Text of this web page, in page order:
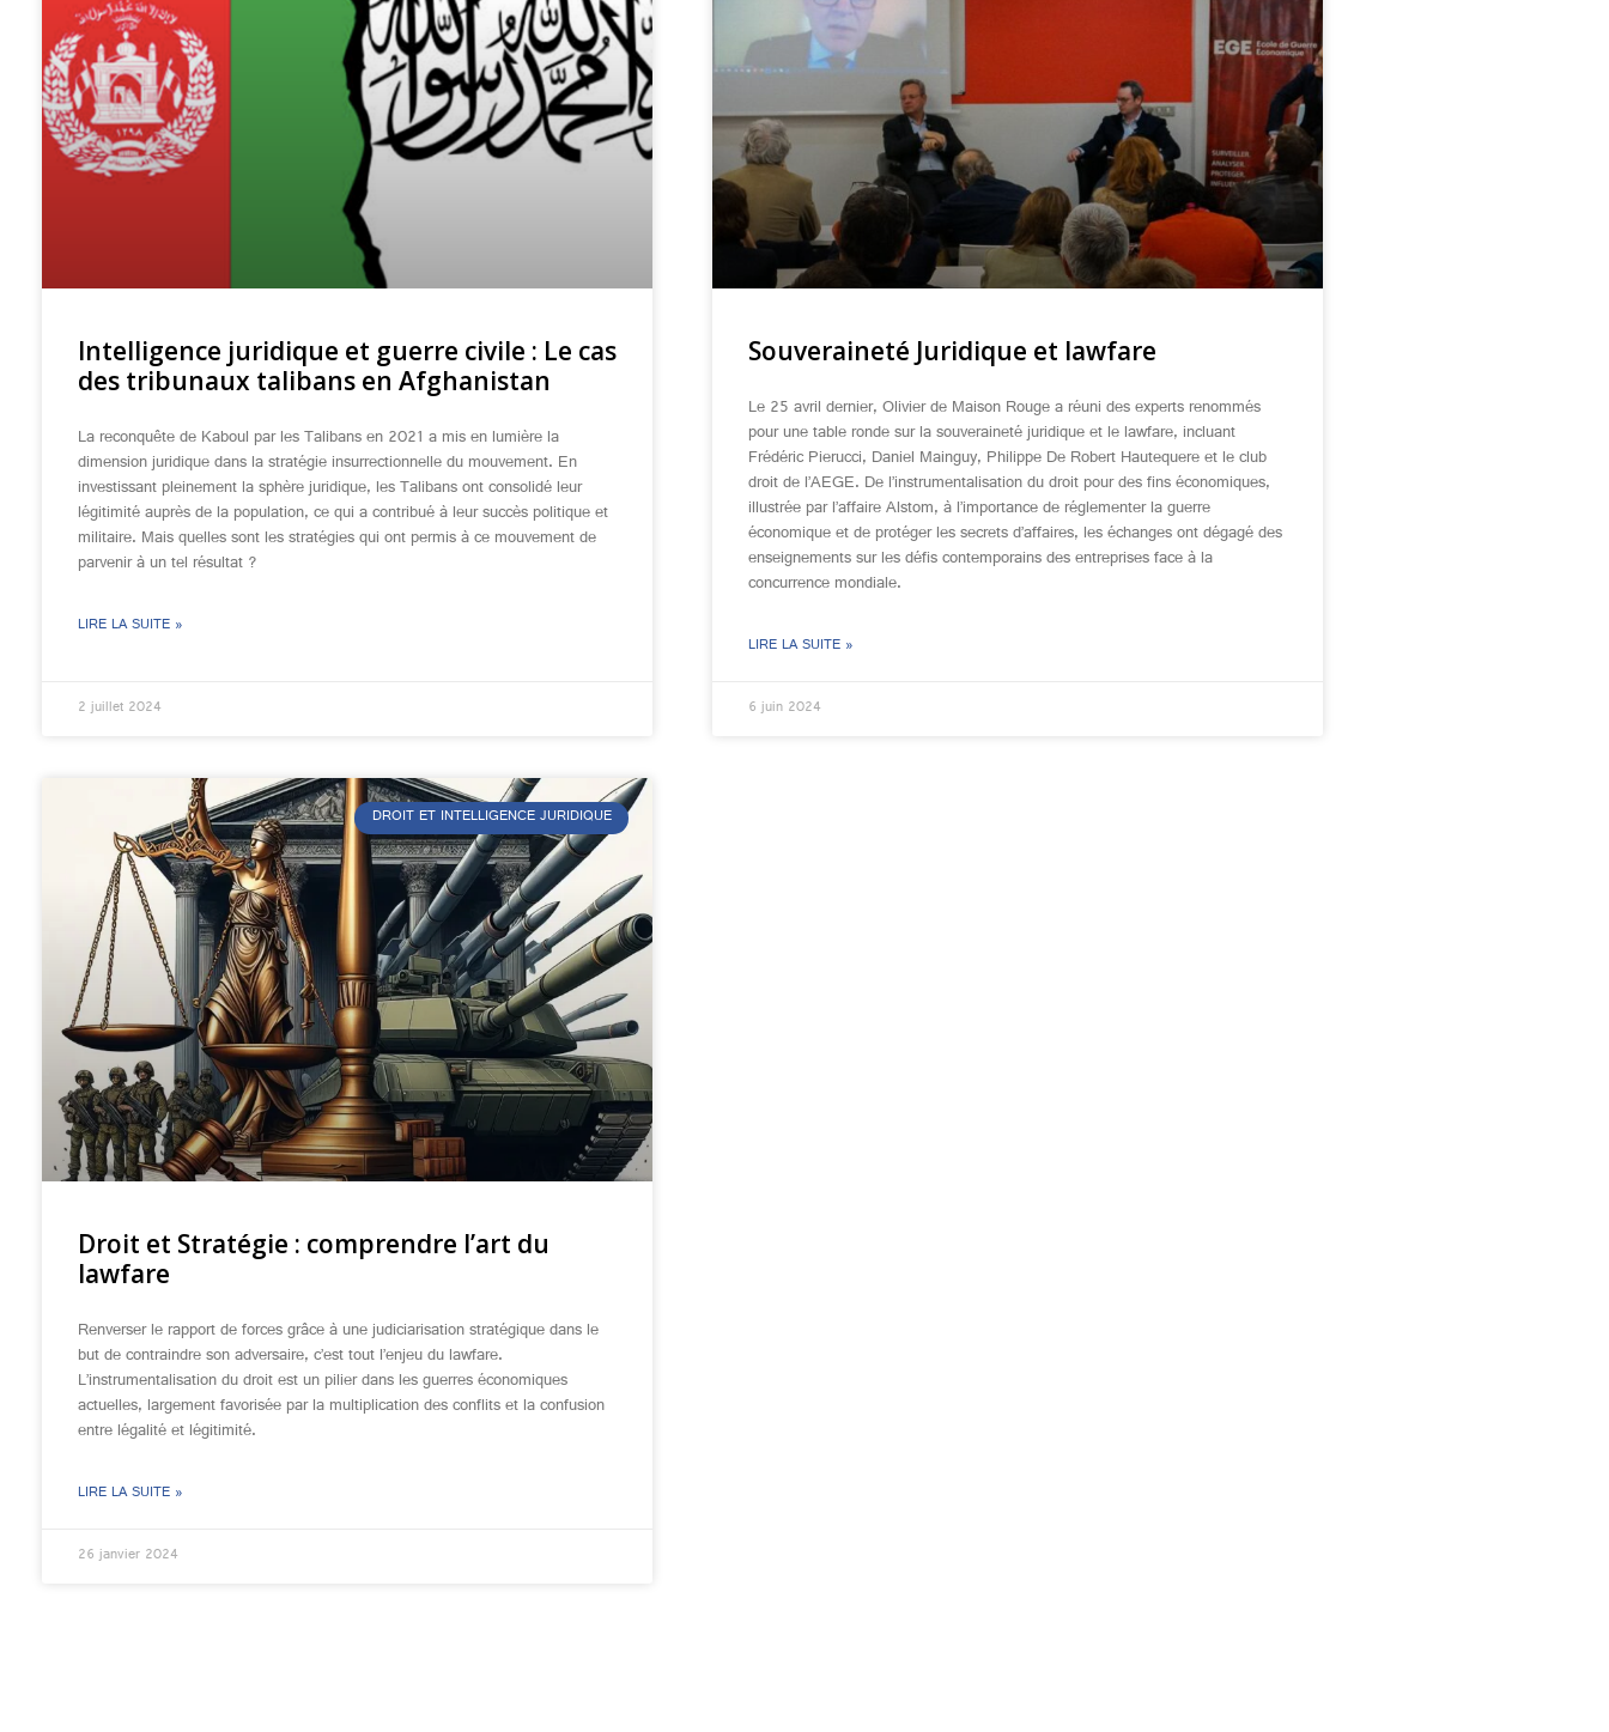
Intelligence juridique et guerre civile : Le cas
des tribunaux talibans en Afghanistan
La reconquête de Kaboul par les Talibans en 2021 a mis en lumière la
dimension juridique dans la stratégie insurrectionnelle du mouvement. En
investissant pleinement la sphère juridique, les Talibans ont consolidé leur
légitimité auprès de la population, ce qui a contribué à leur succès politique et
militaire. Mais quelles sont les stratégies qui ont permis à ce mouvement de
parvenir à un tel résultat ?
LIRE LA SUITE »
2 juillet 2024
Souveraineté Juridique et lawfare
Le 25 avril dernier, Olivier de Maison Rouge a réuni des experts renommés
pour une table ronde sur la souveraineté juridique et le lawfare, incluant
Frédéric Pierucci, Daniel Mainguy, Philippe De Robert Hautequere et le club
droit de l’AEGE. De l’instrumentalisation du droit pour des fins économiques,
illustrée par l’affaire Alstom, à l’importance de réglementer la guerre
économique et de protéger les secrets d’affaires, les échanges ont dégagé des
enseignements sur les défis contemporains des entreprises face à la
concurrence mondiale.
LIRE LA SUITE »
6 juin 2024
DROIT ET INTELLIGENCE JURIDIQUE
Droit et Stratégie : comprendre l’art du
lawfare
Renverser le rapport de forces grâce à une judiciarisation stratégique dans le
but de contraindre son adversaire, c’est tout l’enjeu du lawfare.
L’instrumentalisation du droit est un pilier dans les guerres économiques
actuelles, largement favorisée par la multiplication des conflits et la confusion
entre légalité et légitimité.
LIRE LA SUITE »
26 janvier 2024